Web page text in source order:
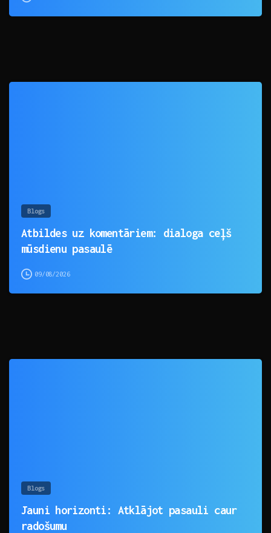
Blogs
Atbildes uz komentāriem: dialoga ceļš
mūsdienu pasaulē
09/08/2026
Blogs
Jauni horizonti: Atklājot pasauli caur
radošumu